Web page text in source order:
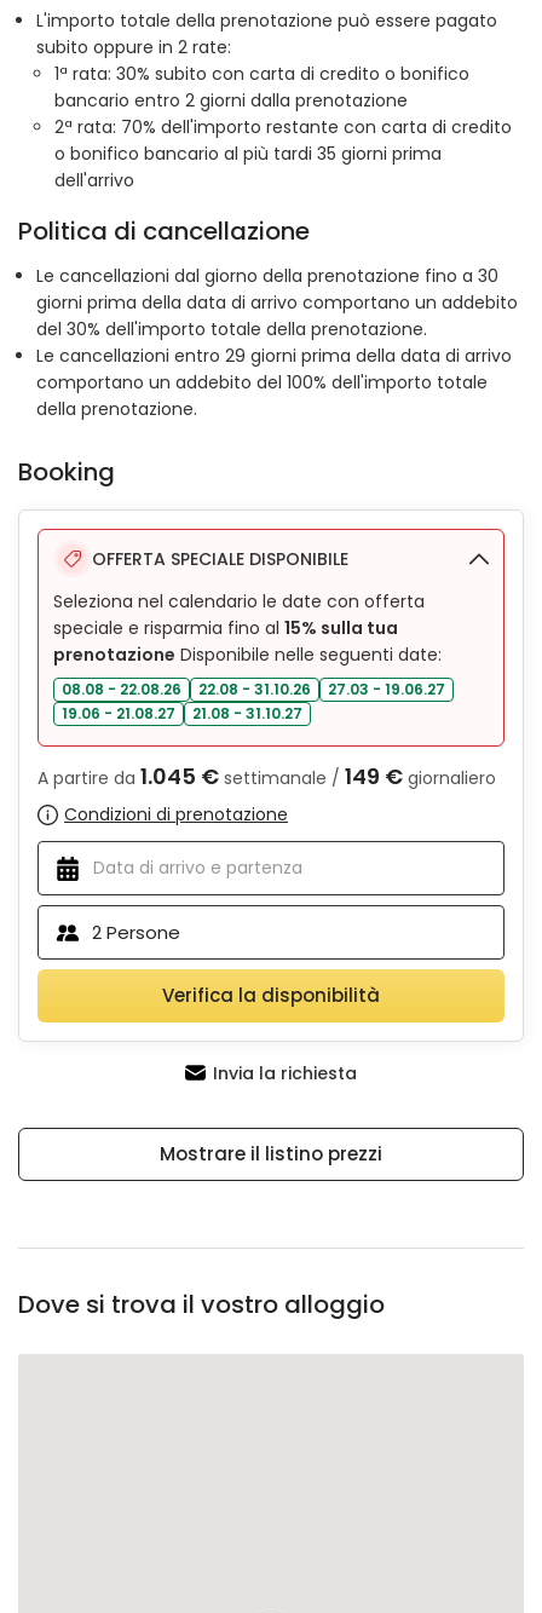
L'importo totale della prenotazione può essere pagato
subito oppure in 2 rate:
1ª rata: 30% subito con carta di credito o bonifico
bancario entro 2 giorni dalla prenotazione
2ª rata: 70% dell'importo restante con carta di credito
o bonifico bancario al più tardi 35 giorni prima
dell'arrivo
Politica di cancellazione
Le cancellazioni dal giorno della prenotazione fino a 30
giorni prima della data di arrivo comportano un addebito
del 30% dell'importo totale della prenotazione.
Le cancellazioni entro 29 giorni prima della data di arrivo
comportano un addebito del 100% dell'importo totale
della prenotazione.
Booking
OFFERTA SPECIALE DISPONIBILE
Seleziona nel calendario le date con offerta
speciale e risparmia fino al 15% sulla tua
prenotazione Disponibile nelle seguenti date:
08.08 - 22.08.26 22.08 - 31.10.26
27.03 - 19.06.27
19.06 - 21.08.27
21.08 - 31.10.27
A partire da 1.045 € settimanale / 149 € giornaliero
Condizioni di prenotazione
2Persone
Verifica la disponibilità
Invia la richiesta
Mostrare il listino prezzi
Dove si trova il vostro alloggio